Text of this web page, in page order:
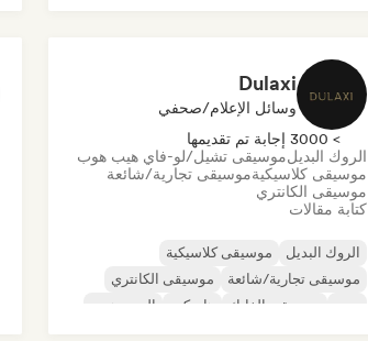
Dulaxi
وسائل الإعلام/صحفي
> 3000 إجابة تم تقديمها
الروك البديلموسيقى تشيل/لو-فاي هيب هوب
موسيقى كلاسيكيةموسيقى تجارية/شائعة
موسيقى الكانتري
كتابة مقالات
الروك البديل
موسيقى كلاسيكية
موسيقى تجارية/شائعة
موسيقى الكانتري
موسيقى الفانك هاردكور الهيب هوب